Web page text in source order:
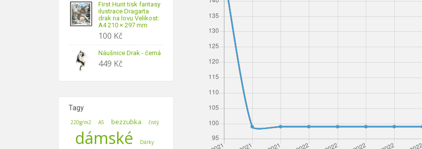
First Hunt tisk fantasy
ilustrace Dragarta
drak na lovu Velikost:
A4 210 × 297 mm
100 Kč
Náušnice Drak - černá
449 Kč
Tagy
220g/m2 A5 bezzubka čistý
dámské
Dárky